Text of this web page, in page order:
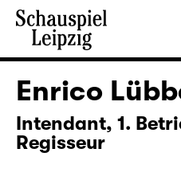
Enrico
Intendant, 1.
Regisseur